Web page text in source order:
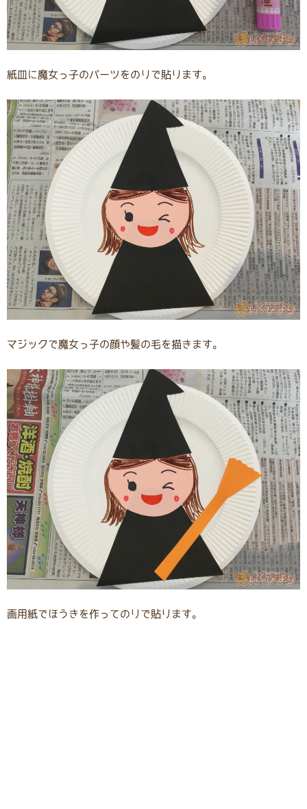
紙皿に魔女っ子のパーツをのりで貼ります。
マジックで魔女っ子の顔や髪の毛を描きます。
画用紙でほうきを作ってのりで貼ります。